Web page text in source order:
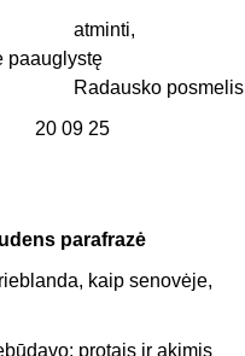
paauglystę
posmelis
20 09 25
parafrazė
kaip senovėje,
protais ir akimis